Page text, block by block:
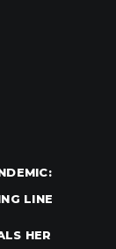
LINE
HER